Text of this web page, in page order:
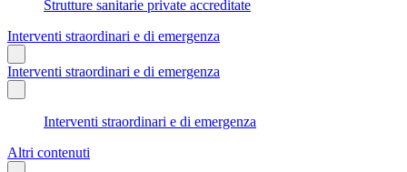
Strutture sanitarie private accreditate
Interventi straordinari e di emergenza
Interventi straordinari e di emergenza
Interventi straordinari e di emergenza
Altri contenuti